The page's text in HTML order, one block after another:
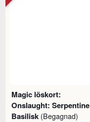
Magic löskort:
Onslaught: Serpentine
Basilisk (Begagnad)